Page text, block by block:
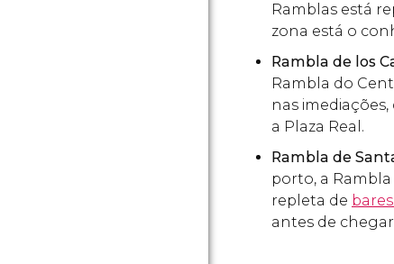
Ramblas está
zona está o
Rambla de los
Rambla do
nas
a Plaza Real.
Rambla de
porto, a
repleta de
antes de